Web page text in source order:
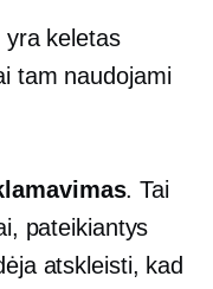
yra keletas
tam naudojami
. Tai
pateikiantys
atskleisti, kad